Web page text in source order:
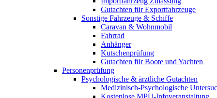
Gutachten für Exportfahrzeuge
Sonstige Fahrzeuge & Schiffe
Caravan & Wohnmobil
Fahrrad
Anhänger
Kutschenprüfung
Gutachten für Boote und Yachten
Personenprüfung
Psychologische & ärztliche Gutachten
Medizinisch-Psychologische
Kostenlose MPU-Infoveranstaltung